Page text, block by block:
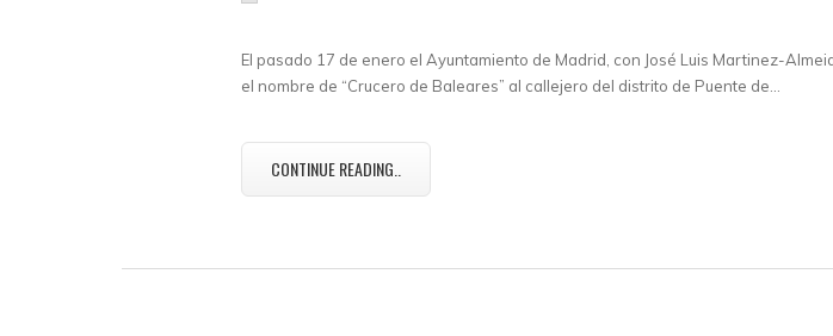
El pasado 17 de enero el Ayuntamiento de Madrid, con José Luis Martinez-
el nombre de “Crucero de Baleares” al callejero del distrito de Puente de…
CONTINUE READING..